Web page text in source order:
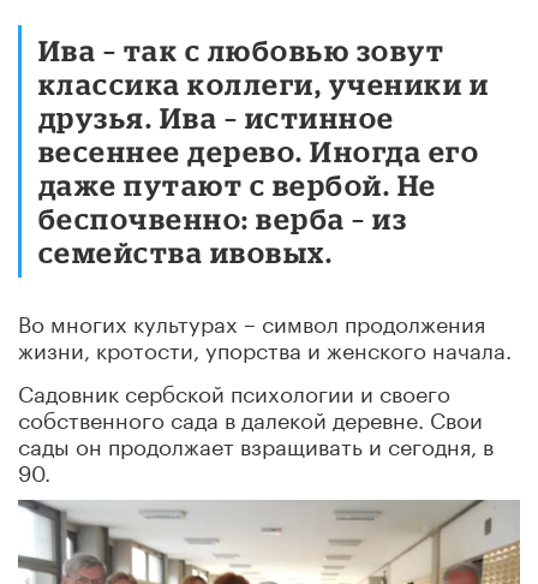
Ива – так с любовью зовут
классика коллеги, ученики и
друзья. Ива – истинное
весеннее дерево. Иногда его
даже путают с вербой. Не
беспочвенно: верба – из
семейства ивовых.
Во многих культурах – символ продолжения
жизни, кротости, упорства и женского начала.
Садовник сербской психологии и своего
собственного сада в далекой деревне. Свои
сады он продолжает взращивать и сегодня, в
90.